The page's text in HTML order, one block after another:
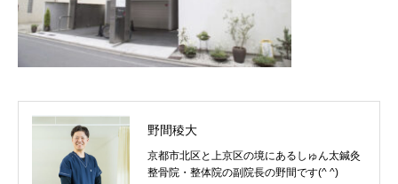
野間稜大
京都市北区と上京区の境にあるしゅん太鍼灸
整骨院・整体院の副院長の野間です(^ ^)